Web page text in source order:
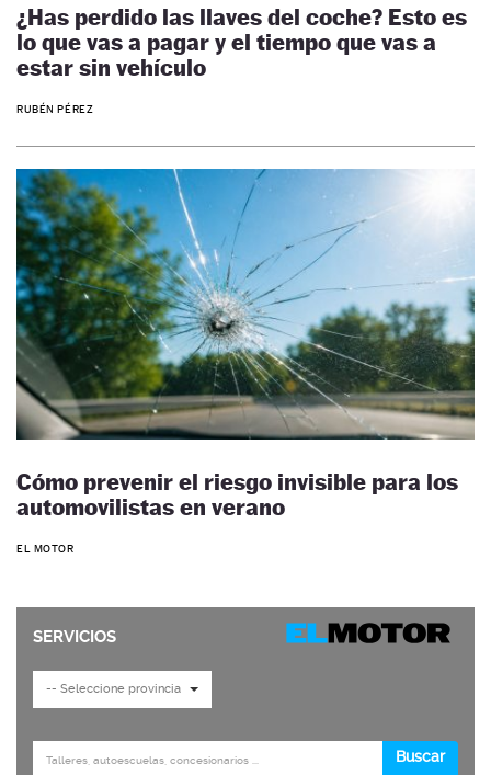
¿Has perdido las llaves del coche? Esto es
lo que vas a pagar y el tiempo que vas a
estar sin vehículo
RUBÉN PÉREZ
Cómo prevenir el riesgo invisible para los
automovilistas en verano
EL MOTOR